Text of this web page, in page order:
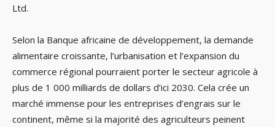
Ltd.
Selon la Banque africaine de développement, la demande
alimentaire croissante, l’urbanisation et l’expansion du
commerce régional pourraient porter le secteur agricole à
plus de 1 000 milliards de dollars d’ici 2030. Cela crée un
marché immense pour les entreprises d’engrais sur le
continent, même si la majorité des agriculteurs peinent